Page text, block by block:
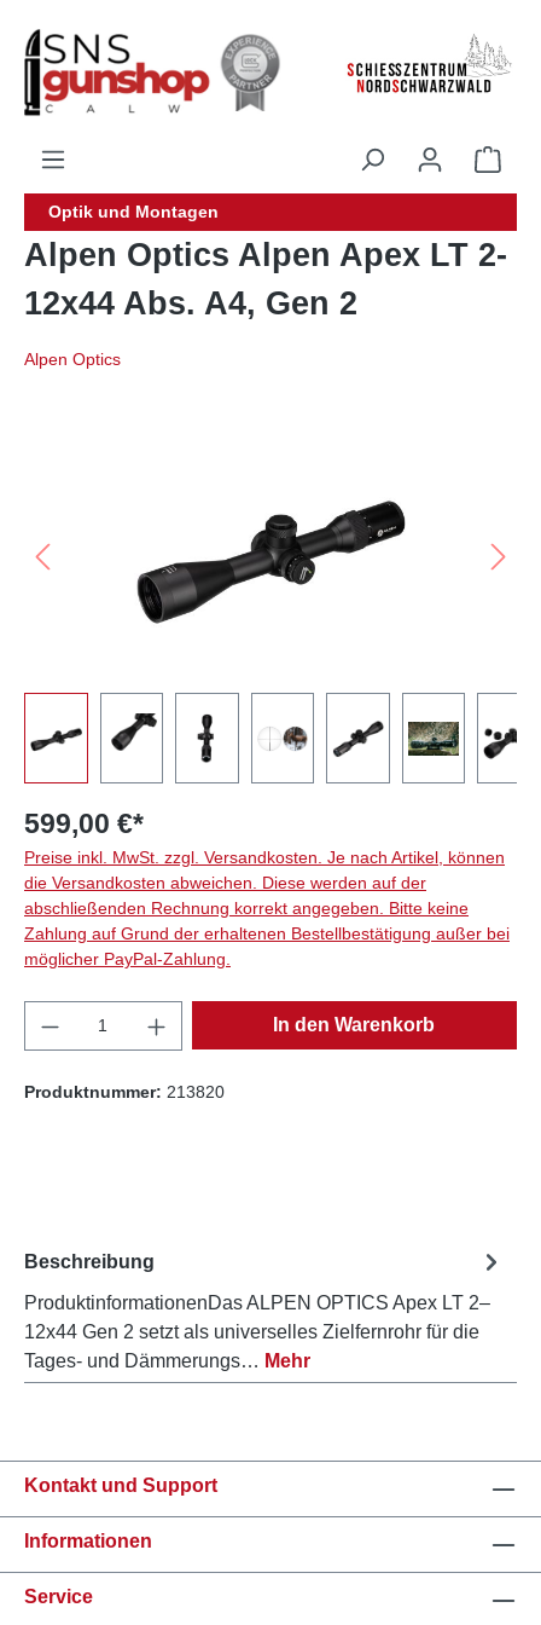
springen
Optik und Montagen
Alpen Optics Alpen Apex LT 2-
12x44 Abs. A4, Gen 2
Alpen Optics
599,00 €*
Preise inkl. MwSt. zzgl. Versandkosten. Je nach Artikel, können
die Versandkosten abweichen. Diese werden auf der
abschließenden Rechnung korrekt angegeben. Bitte keine
Zahlung auf Grund der erhaltenen Bestellbestätigung außer bei
möglicher PayPal-Zahlung.
Produkt Anzahl: Gib den gewünschten
In den Warenkorb
Produktnummer: 213820
Beschreibung
ProduktinformationenDas ALPEN OPTICS Apex LT 2–
12x44 Gen 2 setzt als universelles Zielfernrohr für die
Tages- und Dämmerungs… Mehr
Kontakt und Support
Informationen
Service